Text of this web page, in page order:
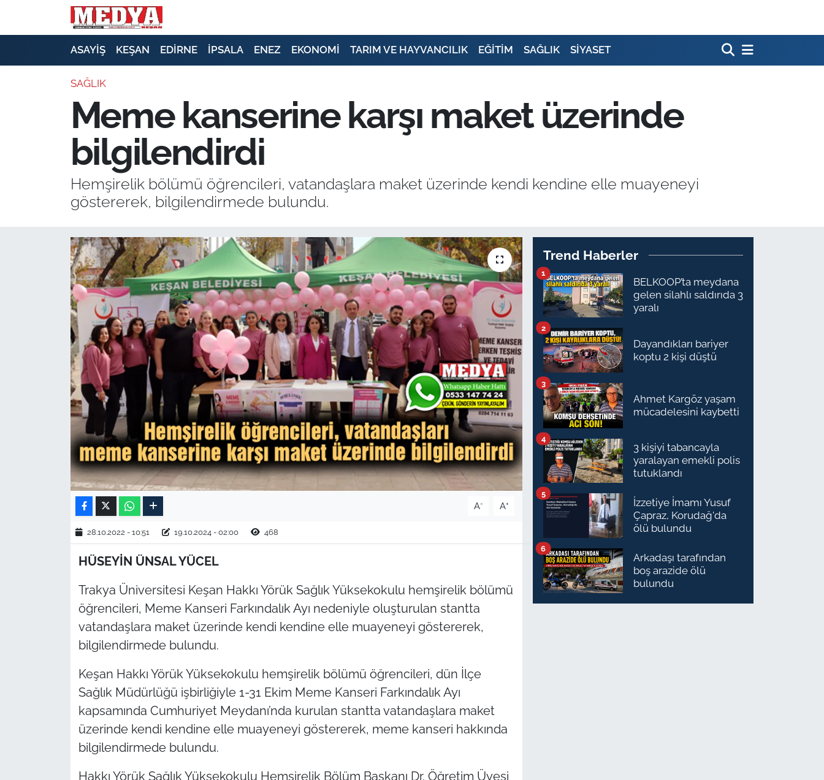
ASAYİŞ KEŞAN EDİRNE İPSALA ENEZ EKONOMİ TARIM VE HAYVANCILIK EĞİTİM SAĞLIK SİYASET
SAĞLIK
Meme kanserine karşı maket üzerinde
bilgilendirdi
Hemşirelik bölümü öğrencileri, vatandaşlara maket üzerinde kendi kendine elle muayeneyi
göstererek, bilgilendirmede bulundu.
A- A+
28.10.2022 - 10:51 19.10.2024 - 02:00 468
HÜSEYİN ÜNSAL YÜCEL
Trakya Üniversitesi Keşan Hakkı Yörük Sağlık Yüksekokulu hemşirelik bölümü
öğrencileri, Meme Kanseri Farkındalık Ayı nedeniyle oluşturulan stantta
vatandaşlara maket üzerinde kendi kendine elle muayeneyi göstererek,
bilgilendirmede bulundu.
Keşan Hakkı Yörük Yüksekokulu hemşirelik bölümü öğrencileri, dün İlçe
Sağlık Müdürlüğü işbirliğiyle 1-31 Ekim Meme Kanseri Farkındalık Ayı
kapsamında Cumhuriyet Meydanı’nda kurulan stantta vatandaşlara maket
üzerinde kendi kendine elle muayeneyi göstererek, meme kanseri hakkında
bilgilendirmede bulundu.
Hakkı Yörük Sağlık Yüksekokulu Hemşirelik Bölüm Başkanı Dr. Öğretim Üyesi
Trend Haberler
BELKOOP’ta meydana
gelen silahlı saldırıda 3
yaralı
1
Dayandıkları bariyer
koptu 2 kişi düştü
2
Ahmet Kargöz yaşam
mücadelesini kaybetti
3
3 kişiyi tabancayla
yaralayan emekli polis
tutuklandı
4
İzzetiye İmamı Yusuf
Çapraz, Korudağ'da
ölü bulundu
5
Arkadaşı tarafından
boş arazide ölü
bulundu
6
E-GAZETE
SİYASET
EKONOMİ
SAĞLIK
EĞİTİM
TARIM VE HAYVANCILIK
KÜLTÜR SANAT
RESMİ İLAN
TEKİRDAĞ
KIRKLARELİ
ÇANAKKALE
Flaş Haber